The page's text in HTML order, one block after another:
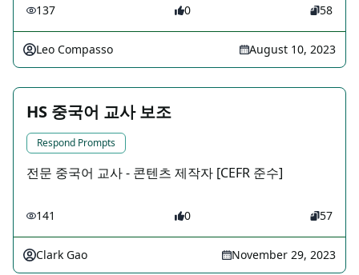
137 0 58
Leo Compasso August 10, 2023
HS 중국어 교사 보조
Respond Prompts
전문 중국어 교사 - 콘텐츠 제작자 [CEFR 준수]
141 0 57
Clark Gao November 29, 2023